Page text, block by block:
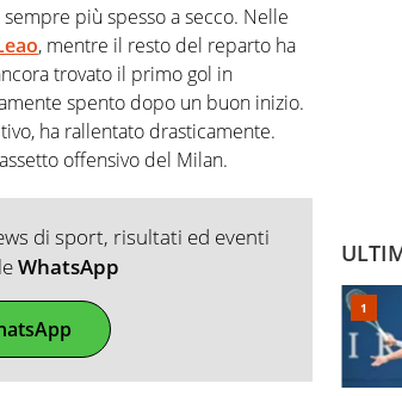
più spesso a secco. Nelle
, mentre il resto del reparto ha
trovato il primo gol in
spento dopo un buon inizio.
ha rallentato drasticamente.
offensivo del Milan.
di sport, risultati ed eventi
WhatsApp